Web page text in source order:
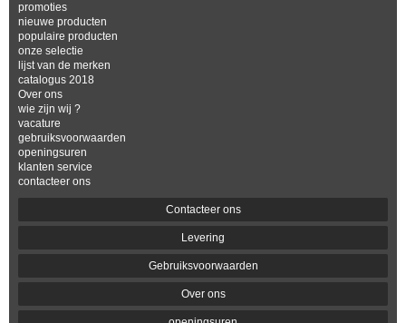
promoties
nieuwe producten
populaire producten
onze selectie
lijst van de merken
catalogus 2018
Over ons
wie zijn wij ?
vacature
gebruiksvoorwaarden
openingsuren
klanten service
contacteer ons
Contacteer ons
Levering
Gebruiksvoorwaarden
Over ons